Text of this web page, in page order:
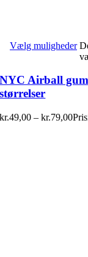
Vælg muligheder
NYC Airball
størrelser
kr.49,00 – kr.79,00